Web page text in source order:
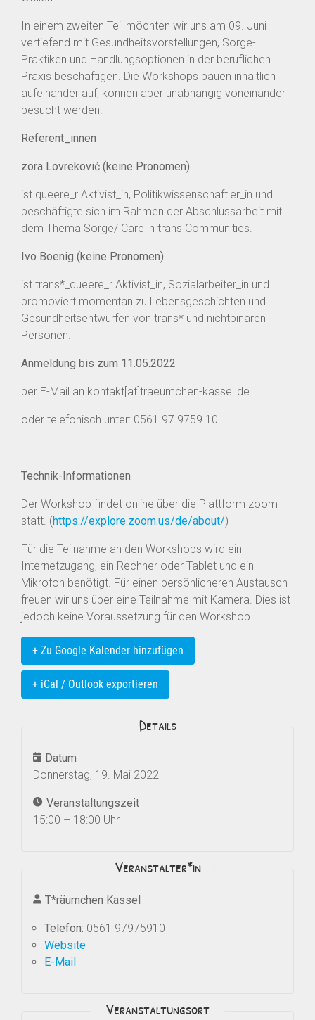
In einem zweiten Teil möchten wir uns am 09. Juni
vertiefend mit Gesundheitsvorstellungen, Sorge-
Praktiken und Handlungsoptionen in der beruflichen
Praxis beschäftigen. Die Workshops bauen inhaltlich
aufeinander auf, können aber unabhängig voneinander
besucht werden.
Referent_innen
zora Lovreković (keine Pronomen)
ist queere_r Aktivist_in, Politikwissenschaftler_in und
beschäftigte sich im Rahmen der Abschlussarbeit mit
dem Thema Sorge/ Care in trans Communities.
Ivo Boenig (keine Pronomen)
ist trans*_queere_r Aktivist_in, Sozialarbeiter_in und
promoviert momentan zu Lebensgeschichten und
Gesundheitsentwürfen von trans* und nichtbinären
Personen.
Anmeldung bis zum 11.05.2022
per E-Mail an kontakt[at]traeumchen-kassel.de
oder telefonisch unter: 0561 97 9759 10
Technik-Informationen
Der Workshop findet online über die Plattform zoom
statt. (https://explore.zoom.us/de/about/)
Für die Teilnahme an den Workshops wird ein
Internetzugang, ein Rechner oder Tablet und ein
Mikrofon benötigt. Für einen persönlicheren Austausch
freuen wir uns über eine Teilnahme mit Kamera. Dies ist
jedoch keine Voraussetzung für den Workshop.
+ Zu Google Kalender hinzufügen
+ iCal / Outlook exportieren
Details
Datum
Donnerstag, 19. Mai 2022
Veranstaltungszeit
15:00 – 18:00 Uhr
Veranstalter*in
T*räumchen Kassel
Telefon: 0561 97975910
Website
E-Mail
Veranstaltungsort